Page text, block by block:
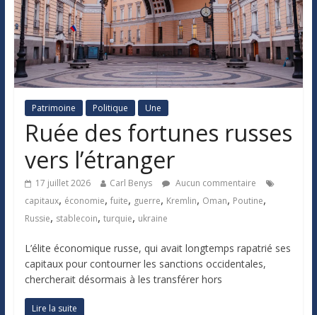
Patrimoine Politique Une
Ruée des fortunes russes
vers l’étranger
17 juillet 2026 Carl Benys
Aucun commentaire
capitaux, économie, fuite, guerre, Kremlin, Oman, Poutine,
Russie, stablecoin, turquie, ukraine
L’élite économique russe, qui avait longtemps rapatrié ses
capitaux pour contourner les sanctions occidentales,
chercherait désormais à les transférer hors
Lire la suite